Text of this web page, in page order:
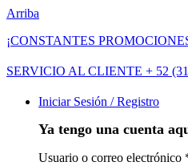
Arriba
¡CONSTANTES
SERVICIO AL CLIENTE + 52
Iniciar Sesión / Registro
Ya tengo una cuenta
Usuario o correo electrónico